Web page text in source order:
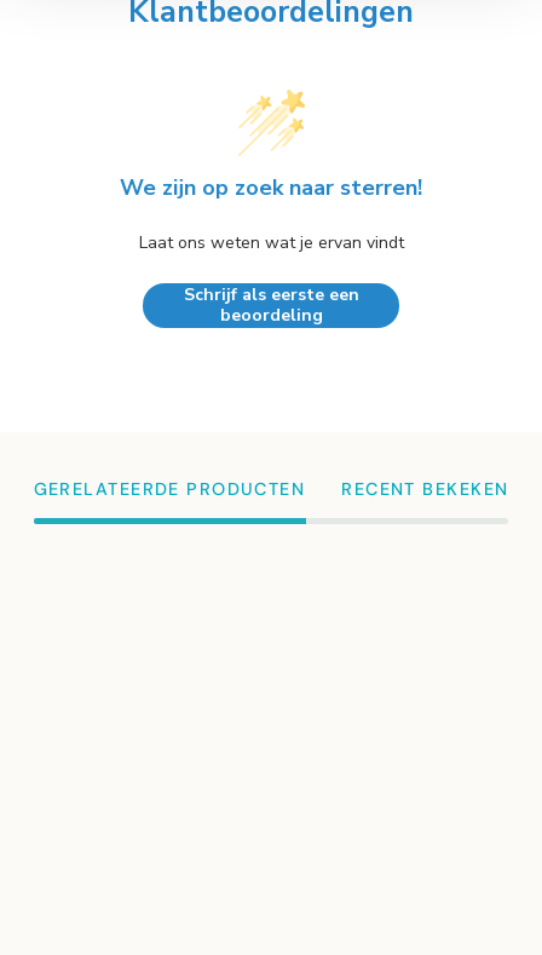
Klantbeoordelingen
We zijn op zoek naar sterren!
Laat ons weten wat je ervan vindt
Schrijf als eerste een
beoordeling
GERELATEERDE PRODUCTEN RECENT BEKEKEN